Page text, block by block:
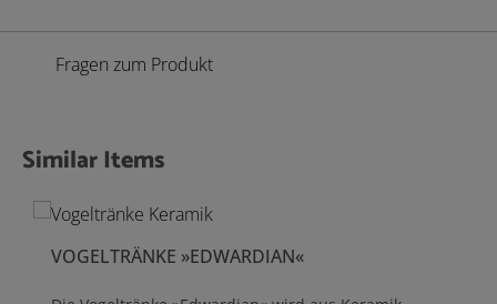
Fragen zum Produkt
Produktgalerie überspringen
Similar Items
VOGELTRÄNKE »EDWARDIAN«